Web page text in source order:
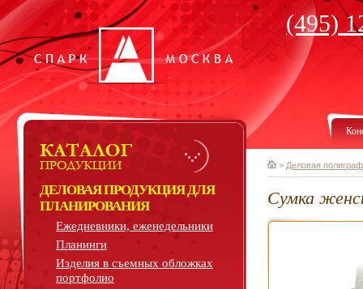
(495)
ДЕЛОВАЯ ПРОДУКЦИЯ ДЛЯ
ПЛАНИРОВАНИЯ
Ежедневники, еженедельники
Планинги
Изделия в съемных обложках
портфолио
> Деловая
Сумка